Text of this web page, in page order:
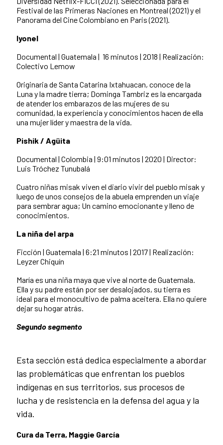
Festival de las Primeras Naciones en Montreal (2021) y el
Panorama del Cine Colombiano en Paris (2021).
Iyonel
Documental | Guatemala | 16 minutos | 2018 | Realización:
Colectivo Lemow
Originaria de Santa Catarina Ixtahuacan, conoce de la
Luna y la madre tierra; Dominga Tambriz es la encargada
de atender los embarazos de las mujeres de su
comunidad, la experiencia y conocimientos hacen de ella
una mujer líder y maestra de la vida.
Pishik / Agüita
Documental | Colombia | 9:01 minutos | 2020 | Director:
Luis Tróchez Tunubalá
Cuatro niñas misak viven el diario vivir del pueblo misak y
luego de unos consejos de la abuela emprenden un viaje
para sembrar agua; Un camino emocionante y lleno de
conocimientos.
La niña del arpa
Ficción | Guatemala | 6:21 minutos | 2017 | Realización:
Leyzer Chiquín
María es una niña maya que vive al norte de Guatemala.
Ella y su padre están por ser desalojados, su tierra es
ideal para el monocultivo de palma aceitera. Ella no quiere
dejar su hogar atrás.
Segundo segmento
Esta sección está dedica especialmente a abordar
las problemáticas que enfrentan los pueblos
indígenas en sus territorios, sus procesos de
lucha y de resistencia en la defensa del agua y la
vida.
Cura da Terra, Maggie García